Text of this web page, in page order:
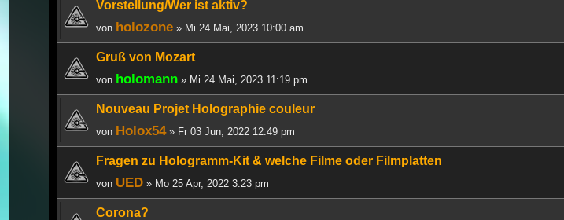
Vorstellung/Wer ist aktiv?
von holozone » Mi 24 Mai, 2023 10:00 am
Gruß von Mozart
von holomann » Mi 24 Mai, 2023 11:19 pm
Nouveau Projet Holographie couleur
von Holox54» Fr 03 Jun, 2022 12:49 pm
Fragen zu Hologramm-Kit & welche Filme oder Filmplatten
von UED » Mo 25 Apr, 2022 3:23 pm
Corona?